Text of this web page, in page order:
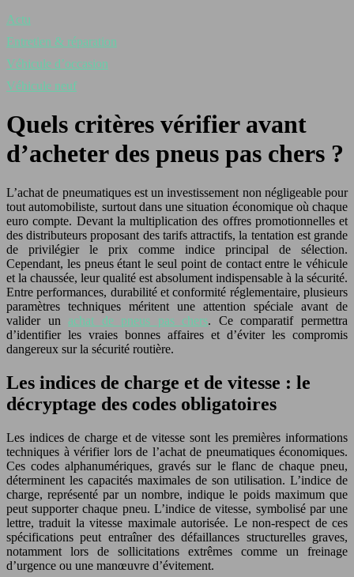
Actu
Entretien & réparation
Véhicule d’occasion
Véhicule neuf
Quels critères vérifier avant
d’acheter des pneus pas chers ?
L’achat de pneumatiques est un investissement non négligeable pour
tout automobiliste, surtout dans une situation économique où chaque
euro compte. Devant la multiplication des offres promotionnelles et
des distributeurs proposant des tarifs attractifs, la tentation est grande
de privilégier le prix comme indice principal de sélection.
Cependant, les pneus étant le seul point de contact entre le véhicule
et la chaussée, leur qualité est absolument indispensable à la sécurité.
Entre performances, durabilité et conformité réglementaire, plusieurs
paramètres techniques méritent une attention spéciale avant de
valider unachat de pneus pas chers. Ce comparatif permettra
d’identifier les vraies bonnes affaires et d’éviter les compromis
dangereux sur la sécurité routière.
Les indices de charge et de vitesse : le
décryptage des codes obligatoires
Les indices de charge et de vitesse sont les premières informations
techniques à vérifier lors de l’achat de pneumatiques économiques.
Ces codes alphanumériques, gravés sur le flanc de chaque pneu,
déterminent les capacités maximales de son utilisation. L’indice de
charge, représenté par un nombre, indique le poids maximum que
peut supporter chaque pneu. L’indice de vitesse, symbolisé par une
lettre, traduit la vitesse maximale autorisée. Le non-respect de ces
spécifications peut entraîner des défaillances structurelles graves,
notamment lors de sollicitations extrêmes comme un freinage
d’urgence ou une manœuvre d’évitement.